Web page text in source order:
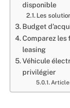
disponible
Les
Budget
Comparez les
leasing
Véhicule
privilégier